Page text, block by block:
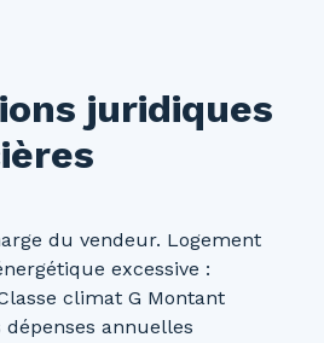
juridiques
du vendeur. Logement
excessive :
climat G Montant
annuelles